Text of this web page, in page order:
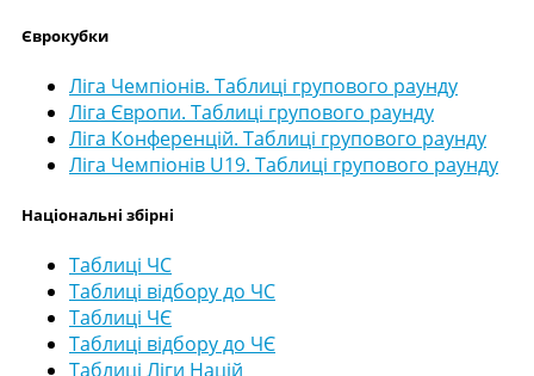
Єврокубки
Ліга Чемпіонів. Таблиці групового раунду
Ліга Європи. Таблиці групового раунду
Ліга Конференцій. Таблиці групового раунду
Ліга Чемпіонів U19. Таблиці групового раунду
Національні збірні
Таблиці ЧС
Таблиці відбору до ЧС
Таблиці ЧЄ
Таблиці відбору до ЧЄ
Таблиці Ліги Націй